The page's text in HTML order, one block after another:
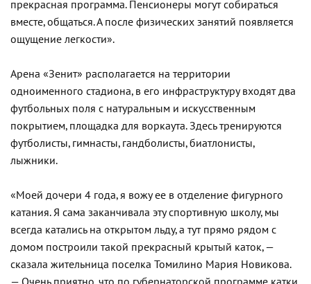
прекрасная программа. Пенсионеры могут собираться
вместе, общаться. А после физических занятий появляется
ощущение легкости».
Арена «Зенит» располагается на территории
одноименного стадиона, в его инфраструктуру входят два
футбольных поля с натуральным и искусственным
покрытием, площадка для воркаута. Здесь тренируются
футболисты, гимнасты, гандболисты, биатлонисты,
лыжники.
«Моей дочери 4 года, я вожу ее в отделение фигурного
катания. Я сама заканчивала эту спортивную школу, мы
всегда катались на открытом льду, а тут прямо рядом с
домом построили такой прекрасный крытый каток, —
сказала жительница поселка Томилино Мария Новикова.